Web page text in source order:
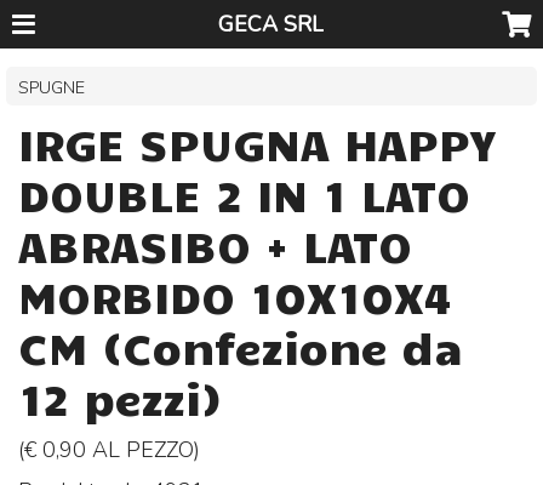
GECA SRL
SPUGNE
IRGE SPUGNA HAPPY
DOUBLE 2 IN 1 LATO
ABRASIBO + LATO
MORBIDO 10X10X4
CM (Confezione da
12 pezzi)
(€ 0,90 AL PEZZO)